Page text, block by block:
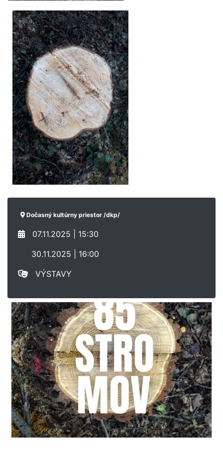
Dočasný kultúrny priestor /dkp/
07.11.2025 | 15:30
30.11.2025 | 16:00
VÝSTAVY